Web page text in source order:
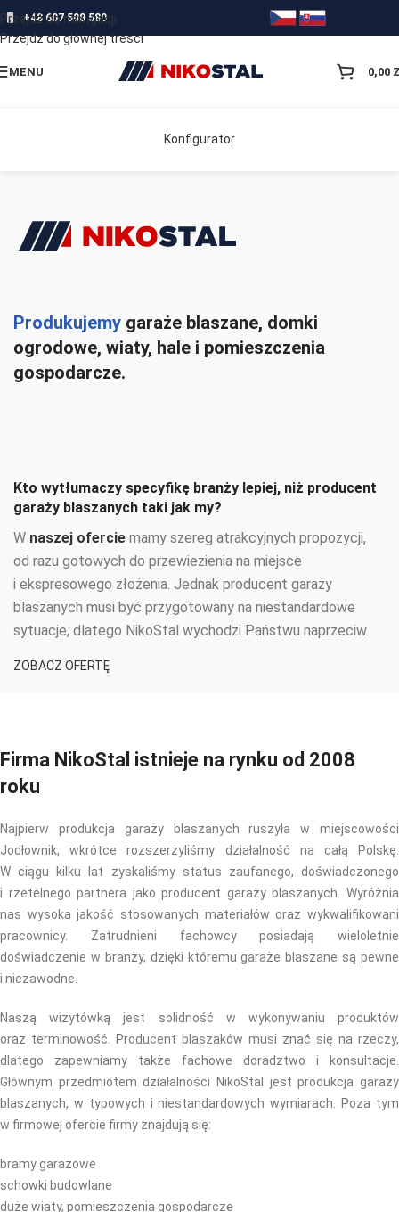
Przejdź do nawigacji
Przejdź do głównej treści
+48 607 508 580
MENU 0,00
Konfigurator
Produkujemy garaże blaszane, domki
ogrodowe, wiaty, hale i pomieszczenia
gospodarcze.
Kto wytłumaczy specyfikę branży lepiej, niż producent
garaży blaszanych taki jak my?
W naszej ofercie mamy szereg atrakcyjnych propozycji,
od razu gotowych do przewiezienia na miejsce
i ekspresowego złożenia. Jednak producent garaży
blaszanych musi być przygotowany na niestandardowe
sytuacje, dlatego NikoStal wychodzi Państwu naprzeciw.
ZOBACZ OFERTĘ
Firma NikoStal istnieje na rynku od 2008
roku
Najpierw produkcja garaży blaszanych ruszyła w miejscowości
Jodłownik, wkrótce rozszerzyliśmy działalność na całą Polskę.
W ciągu kilku lat zyskaliśmy status zaufanego, doświadczonego
i rzetelnego partnera jako producent garaży blaszanych. Wyróżnia
nas wysoka jakość stosowanych materiałów oraz wykwalifikowani
pracownicy. Zatrudnieni fachowcy posiadają wieloletnie
doświadczenie w branży, dzięki któremu garaże blaszane są pewne
i niezawodne.
Naszą wizytówką jest solidność w wykonywaniu produktów
oraz terminowość. Producent blaszaków musi znać się na rzeczy,
dlatego zapewniamy także fachowe doradztwo i konsultacje.
Głównym przedmiotem działalności NikoStal jest produkcja garaży
blaszanych, w typowych i niestandardowych wymiarach. Poza tym
w firmowej ofercie firmy znajdują się:
bramy garażowe
schowki budowlane
duże wiaty, pomieszczenia gospodarcze